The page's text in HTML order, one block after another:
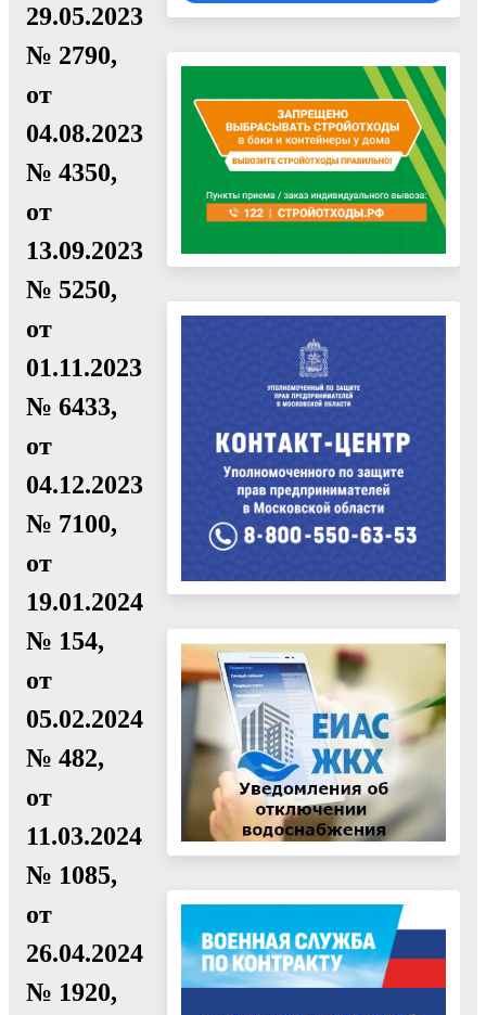
29.05.2023
№ 2790,
от
04.08.2023
№ 4350,
от
13.09.2023
№ 5250,
от
01.11.2023
№ 6433,
от
04.12.2023
№ 7100,
от
19.01.2024
№ 154,
от
05.02.2024
№ 482,
от
11.03.2024
№ 1085,
от
26.04.2024
№ 1920,